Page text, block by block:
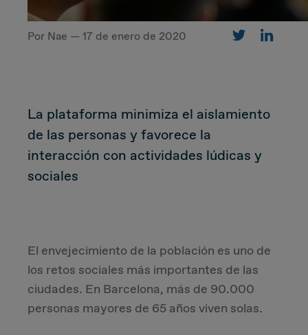
CUSTOMER
Marketing Strategy
Sales Strategy
DEAL & STRATEGY
Por Nae — 17 de enero de 2020
La plataforma minimiza el aislamiento
de las personas y favorece la
interacción con actividades lúdicas y
sociales
El envejecimiento de la población es uno de
los retos sociales más importantes de las
ciudades. En Barcelona, más de 90.000
personas mayores de 65 años viven solas.